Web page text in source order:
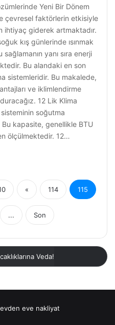
Yeni Bir Dönem
çevresel faktörlerin etkisiyle
ihtiyaç giderek artmaktadır.
kış günlerinde ısınmak
yanı sıra enerji
Bu alandaki en son
sistemleridir. Bu makalede,
ve iklimlendirme
12 Lik Klima
soğutma
kapasite, genellikle BTU
ölçülmektedir. 12…
« 114 115
... Son
Kalın
evden eve nakliyat